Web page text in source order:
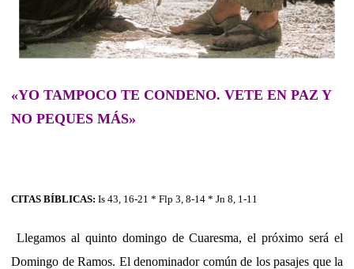
«YO TAMPOCO TE CONDENO. VETE EN PAZ Y
NO PEQUES MÁS»
CITAS BÍBLICAS: Is 43, 16-21 * Flp 3, 8-14 * Jn 8, 1-11
Llegamos al quinto domingo de Cuaresma, el próximo será el
Domingo de Ramos. El denominador común de los pasajes que la